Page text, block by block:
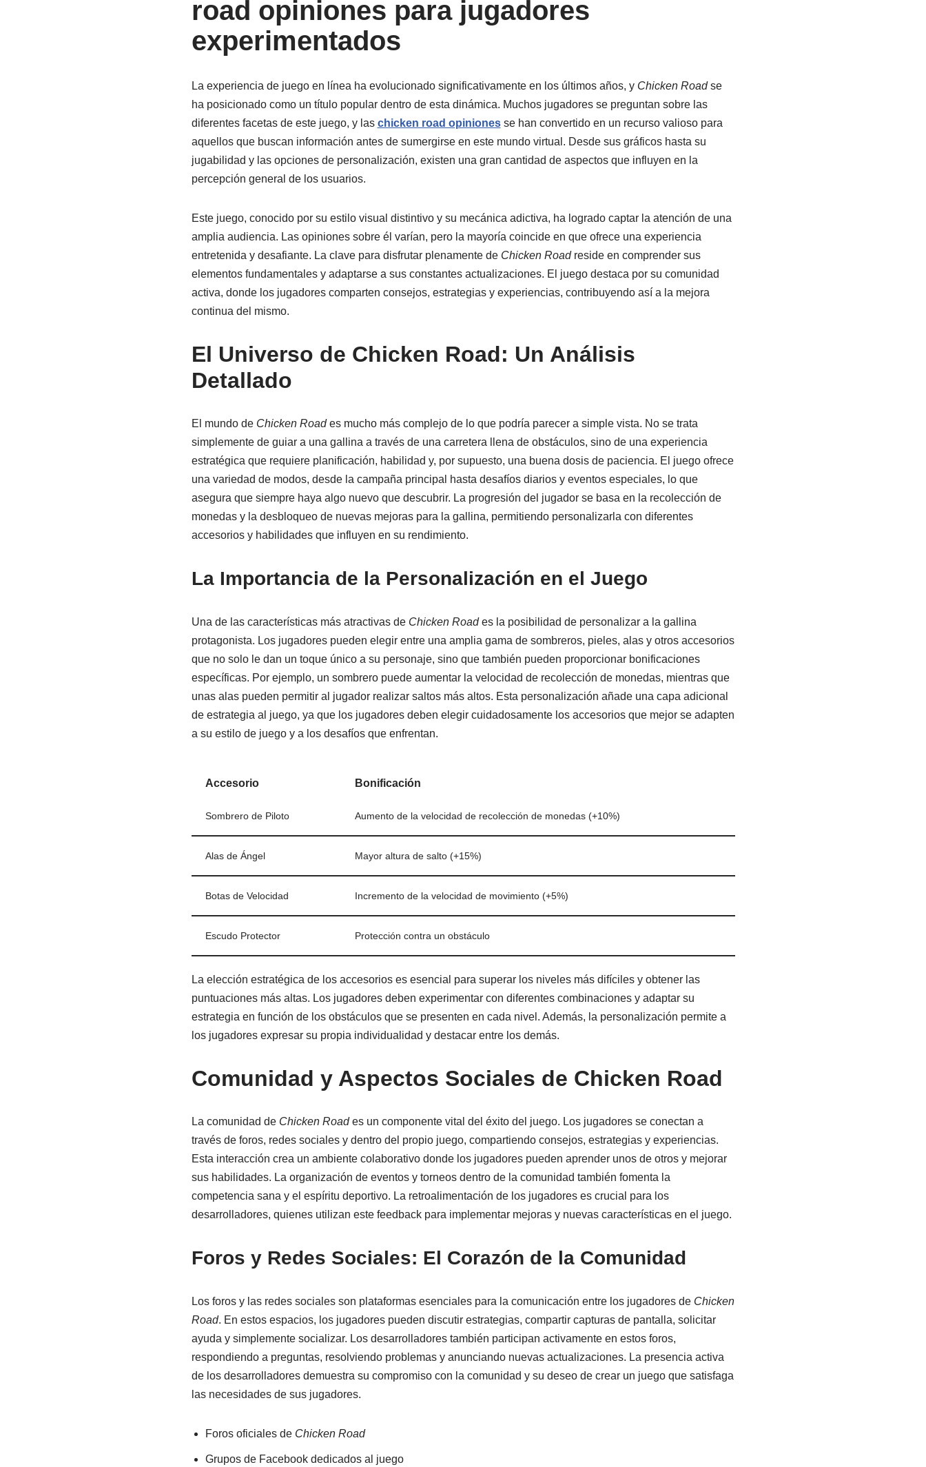
road opiniones para jugadores
experimentados
La experiencia de juego en línea ha evolucionado significativamente en los últimos años, y Chicken Roadse
ha posicionado como un título popular dentro de esta dinámica. Muchos jugadores se preguntan sobre las
diferentes facetas de este juego, y las chicken road opinionesse han convertido en un recurso valioso para
aquellos que buscan información antes de sumergirse en este mundo virtual. Desde sus gráficos hasta su
jugabilidad y las opciones de personalización, existen una gran cantidad de aspectos que influyen en la
percepción general de los usuarios.
Este juego, conocido por su estilo visual distintivo y su mecánica adictiva, ha logrado captar la atención de una
amplia audiencia. Las opiniones sobre él varían, pero la mayoría coincide en que ofrece una experiencia
entretenida y desafiante. La clave para disfrutar plenamente de Chicken Roadreside en comprender sus
elementos fundamentales y adaptarse a sus constantes actualizaciones. El juego destaca por su comunidad
activa, donde los jugadores comparten consejos, estrategias y experiencias, contribuyendo así a la mejora
continua del mismo.
El Universo de Chicken Road: Un Análisis
Detallado
El mundo de Chicken Roades mucho más complejo de lo que podría parecer a simple vista. No se trata
simplemente de guiar a una gallina a través de una carretera llena de obstáculos, sino de una experiencia
estratégica que requiere planificación, habilidad y, por supuesto, una buena dosis de paciencia. El juego ofrece
una variedad de modos, desde la campaña principal hasta desafíos diarios y eventos especiales, lo que
asegura que siempre haya algo nuevo que descubrir. La progresión del jugador se basa en la recolección de
monedas y la desbloqueo de nuevas mejoras para la gallina, permitiendo personalizarla con diferentes
accesorios y habilidades que influyen en su rendimiento.
La Importancia de la Personalización en el Juego
Una de las características más atractivas de Chicken Roades la posibilidad de personalizar a la gallina
protagonista. Los jugadores pueden elegir entre una amplia gama de sombreros, pieles, alas y otros accesorios
que no solo le dan un toque único a su personaje, sino que también pueden proporcionar bonificaciones
específicas. Por ejemplo, un sombrero puede aumentar la velocidad de recolección de monedas, mientras que
unas alas pueden permitir al jugador realizar saltos más altos. Esta personalización añade una capa adicional
de estrategia al juego, ya que los jugadores deben elegir cuidadosamente los accesorios que mejor se adapten
a su estilo de juego y a los desafíos que enfrentan.
Accesorio Bonificación
Sombrero de Piloto Aumento de la velocidad de recolección de monedas (+10%)
Alas de Ángel Mayor altura de salto (+15%)
Botas de Velocidad Incremento de la velocidad de movimiento (+5%)
Escudo Protector Protección contra un obstáculo
La elección estratégica de los accesorios es esencial para superar los niveles más difíciles y obtener las
puntuaciones más altas. Los jugadores deben experimentar con diferentes combinaciones y adaptar su
estrategia en función de los obstáculos que se presenten en cada nivel. Además, la personalización permite a
los jugadores expresar su propia individualidad y destacar entre los demás.
Comunidad y Aspectos Sociales de Chicken Road
La comunidad de Chicken Roades un componente vital del éxito del juego. Los jugadores se conectan a
través de foros, redes sociales y dentro del propio juego, compartiendo consejos, estrategias y experiencias.
Esta interacción crea un ambiente colaborativo donde los jugadores pueden aprender unos de otros y mejorar
sus habilidades. La organización de eventos y torneos dentro de la comunidad también fomenta la
competencia sana y el espíritu deportivo. La retroalimentación de los jugadores es crucial para los
desarrolladores, quienes utilizan este feedback para implementar mejoras y nuevas características en el juego.
Foros y Redes Sociales: El Corazón de la Comunidad
Los foros y las redes sociales son plataformas esenciales para la comunicación entre los jugadores de Chicken
Road. En estos espacios, los jugadores pueden discutir estrategias, compartir capturas de pantalla, solicitar
ayuda y simplemente socializar. Los desarrolladores también participan activamente en estos foros,
respondiendo a preguntas, resolviendo problemas y anunciando nuevas actualizaciones. La presencia activa
de los desarrolladores demuestra su compromiso con la comunidad y su deseo de crear un juego que satisfaga
las necesidades de sus jugadores.
Foros oficiales de Chicken Road
Grupos de Facebook dedicados al juego